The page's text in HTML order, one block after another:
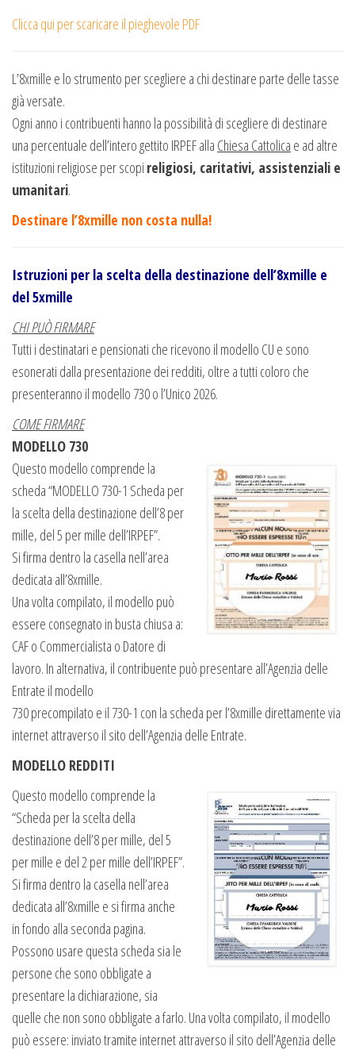
Clicca qui per scaricare il pieghevole PDF
L’8xmille e lo strumento per scegliere a chi destinare parte delle tasse
già versate.
Ogni anno i contribuenti hanno la possibilità di scegliere di destinare
una percentuale dell’intero gettito IRPEF alla Chiesa Cattolica e ad altre
istituzioni religiose per scopi religiosi, caritativi, assistenziali e
umanitari.
Destinare l’8xmille non costa nulla!
Istruzioni per la scelta della destinazione dell’8xmille e
del 5xmille
CHI PUÒ FIRMARE
Tutti i destinatari e pensionati che ricevono il modello CU e sono
esonerati dalla presentazione dei redditi, oltre a tutti coloro che
presenteranno il modello 730 o l’Unico 2026.
COME FIRMARE
MODELLO 730
Questo modello comprende la
scheda “MODELLO 730-1 Scheda per
la scelta della destinazione dell’8 per
mille, del 5 per mille dell’IRPEF”.
Si firma dentro la casella nell’area
dedicata all’8xmille.
Una volta compilato, il modello può
essere consegnato in busta chiusa a:
CAF o Commercialista o Datore di
lavoro. In alternativa, il contribuente può presentare all’Agenzia delle
Entrate il modello
730 precompilato e il 730-1 con la scheda per l’8xmille direttamente via
internet attraverso il sito dell’Agenzia delle Entrate.
MODELLO REDDITI
Questo modello comprende la
“Scheda per la scelta della
destinazione dell’8 per mille, del 5
per mille e del 2 per mille dell’IRPEF”.
Si firma dentro la casella nell’area
dedicata all’8xmille e si firma anche
in fondo alla seconda pagina.
Possono usare questa scheda sia le
persone che sono obbligate a
presentare la dichiarazione, sia
quelle che non sono obbligate a farlo. Una volta compilato, il modello
può essere: inviato tramite internet attraverso il sito dell’Agenzia delle